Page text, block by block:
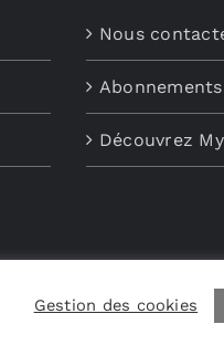
Nous
Découvrez
Gestion des cookies